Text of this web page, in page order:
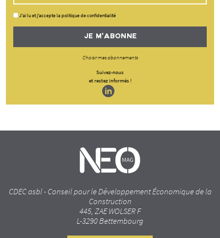
J'ai lu et j'accepte la politique de confidentialité
JE M'ABONNE
Choisir mes abonnements
Suivez-nous
et restez informés !
CDEC asbl - Conseil pour le Développement Économique de la
Construction
445, ZAE WOLSER F
L-3290 Bettembourg